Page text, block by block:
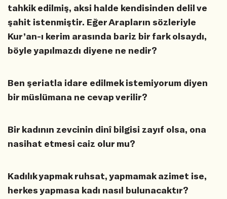
tahkik edilmiş, aksi halde kendisinden delil ve
şahit istenmiştir. Eğer Arapların sözleriyle
Kur’an-ı kerim arasında bariz bir fark olsaydı,
böyle yapılmazdı diyene ne nedir?
Ben şeriatla idare edilmek istemiyorum diyen
bir müslümana ne cevap verilir?
Bir kadının zevcinin dinî bilgisi zayıf olsa, ona
nasihat etmesi caiz olur mu?
Kadılık yapmak ruhsat, yapmamak azimet ise,
herkes yapmasa kadı nasıl bulunacaktır?